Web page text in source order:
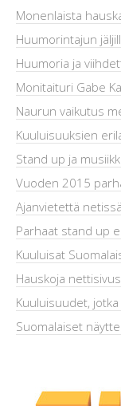
Monenlaista
Huumorintajun
Huumoria ja
Monitaituri Gabe
Naurun vaikutus
Kuuluisuuksien
Stand up ja musiikki
Vuoden 2015
Ajanvietettä netissä
Parhaat stand up
Kuuluisat
Hauskoja
Kuuluisuudet,
Suomalaiset